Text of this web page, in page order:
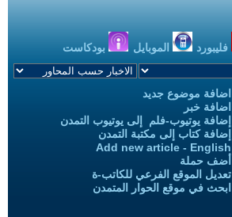
فليبورد الموبايل بودكاست
اضافة موضوع جديد
اضافة خبر
إضافة يوتيوب-فلم إلى يوتيوب التمدن
إضافة كتاب إلى مكتبة التمدن
Add new article - English
أضف حملة
تعديل الموقع الفرعي للكاتب-ة
ابحث في موقع الحوار المتمدن